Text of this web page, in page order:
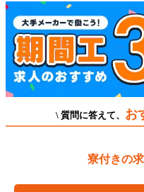
\ 質問に答えて、 お
寮付きの